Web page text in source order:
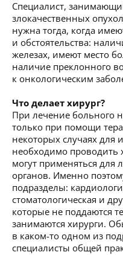
Специалист,
злокачественных
нужна тогда, когда
и обстоятельства:
железах, имеют место
наличие преклонного
к онкологическим
Что делает хирург?
При лечение больного
только при помощи
некоторых случаях для
необходимо проводить
могут применяться для
органов. Именно
подразделы:
стоматологическая и
которые не поддаются
занимаются хирурги.
в каком-то одном из
специалисты общей